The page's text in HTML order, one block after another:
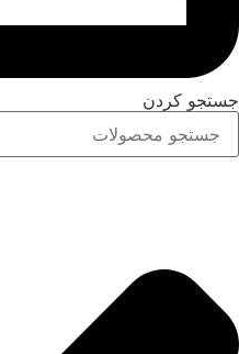
جستجو کردن